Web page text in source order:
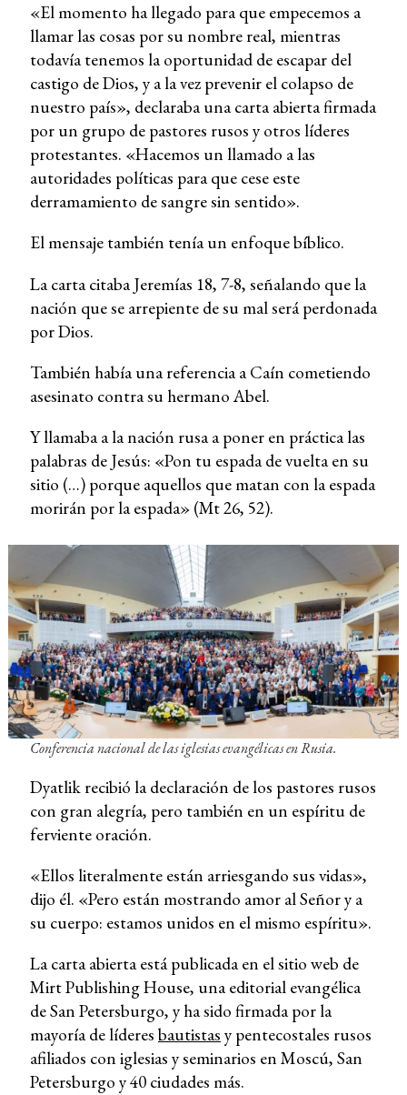
«El momento ha llegado para que empecemos a
llamar las cosas por su nombre real, mientras
todavía tenemos la oportunidad de escapar del
castigo de Dios, y a la vez prevenir el colapso de
nuestro país», declaraba una carta abierta firmada
por un grupo de pastores rusos y otros líderes
protestantes. «Hacemos un llamado a las
autoridades políticas para que cese este
derramamiento de sangre sin sentido».
El mensaje también tenía un enfoque bíblico.
La carta citaba Jeremías 18, 7-8, señalando que la
nación que se arrepiente de su mal será perdonada
por Dios.
También había una referencia a Caín cometiendo
asesinato contra su hermano Abel.
Y llamaba a la nación rusa a poner en práctica las
palabras de Jesús: «Pon tu espada de vuelta en su
sitio (…) porque aquellos que matan con la espada
morirán por la espada» (Mt 26, 52).
Conferencia nacional de las iglesias evangélicas en Rusia.
Dyatlik recibió la declaración de los pastores rusos
con gran alegría, pero también en un espíritu de
ferviente oración.
«Ellos literalmente están arriesgando sus vidas»,
dijo él. «Pero están mostrando amor al Señor y a
su cuerpo: estamos unidos en el mismo espíritu».
La carta abierta está publicada en el sitio web de
Mirt Publishing House, una editorial evangélica
de San Petersburgo, y ha sido firmada por la
mayoría de líderes bautistas y pentecostales rusos
afiliados con iglesias y seminarios en Moscú, San
Petersburgo y 40 ciudades más.